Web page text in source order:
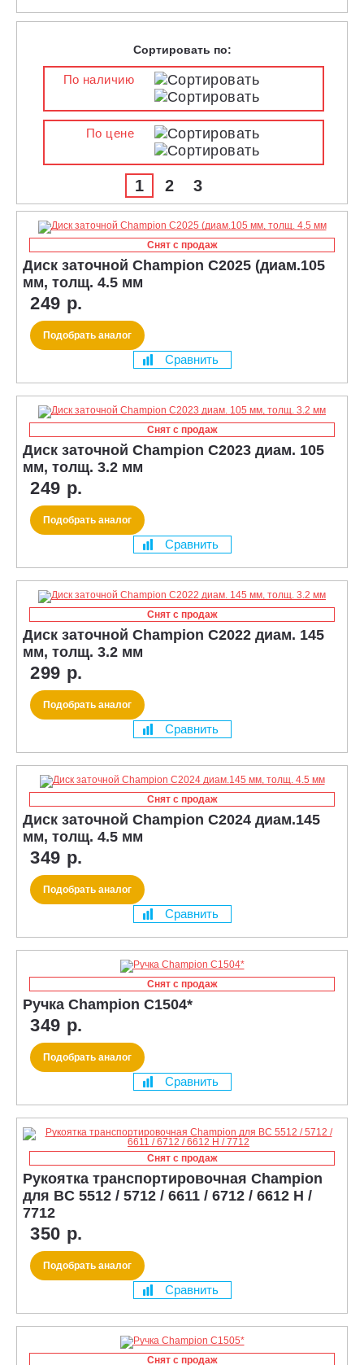
Сортировать по:
По наличию
По цене
1 2 3
Снят с продаж
Диск заточной Champion C2025 (диам.105
мм, толщ. 4.5 мм
249 р.
Подобрать аналог
Сравнить
Снят с продаж
Диск заточной Champion C2023 диам. 105
мм, толщ. 3.2 мм
249 р.
Подобрать аналог
Сравнить
Снят с продаж
Диск заточной Champion C2022 диам. 145
мм, толщ. 3.2 мм
299 р.
Подобрать аналог
Сравнить
Снят с продаж
Диск заточной Champion C2024 диам.145
мм, толщ. 4.5 мм
349 р.
Подобрать аналог
Сравнить
Снят с продаж
Ручка Champion C1504*
349 р.
Подобрать аналог
Сравнить
Снят с продаж
Рукоятка транспортировочная Champion
для BC 5512 / 5712 / 6611 / 6712 / 6612 H /
7712
350 р.
Подобрать аналог
Сравнить
Снят с продаж